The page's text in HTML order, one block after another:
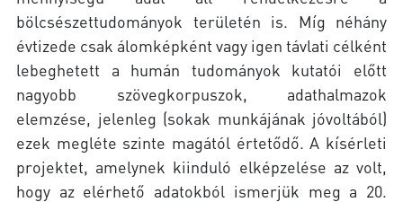
bölcsészettudományok területén is. Míg néhány
évtizede csak álomképként vagy igen távlati célként
lebeghetett a humán tudományok kutatói előtt
nagyobb szövegkorpuszok, adathalmazok
elemzése, jelenleg (sokak munkájának jóvoltából)
ezek megléte szinte magától értetődő. A kísérleti
projektet, amelynek kiinduló elképzelése az volt,
hogy az elérhető adatokból ismerjük meg a 20.